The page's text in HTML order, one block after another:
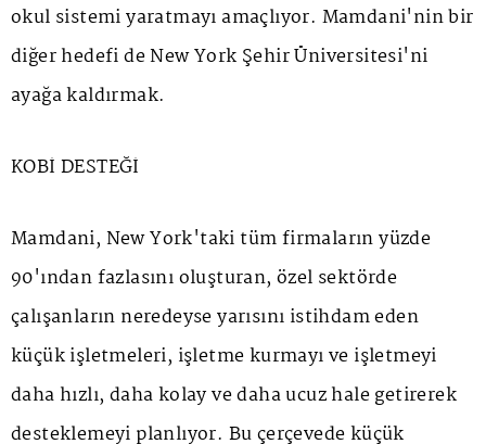
okul sistemi yaratmayı amaçlıyor. Mamdani'nin bir
diğer hedefi de New York Şehir Üniversitesi'ni
ayağa kaldırmak.
KOBİ DESTEĞİ
Mamdani, New York'taki tüm firmaların yüzde
90'ından fazlasını oluşturan, özel sektörde
çalışanların neredeyse yarısını istihdam eden
küçük işletmeleri, işletme kurmayı ve işletmeyi
daha hızlı, daha kolay ve daha ucuz hale getirerek
desteklemeyi planlıyor. Bu çerçevede küçük